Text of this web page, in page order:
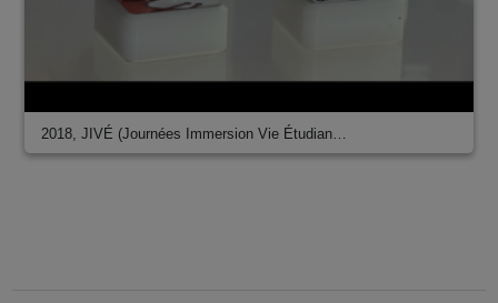
2018, JIVÉ (Journées Immersion Vie Étudian…